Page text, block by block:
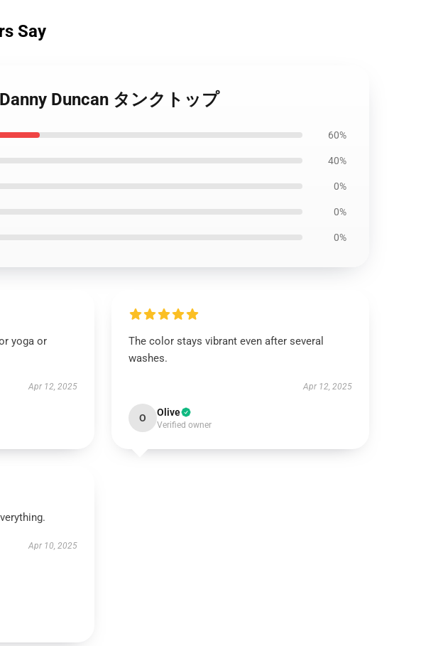
Say
Duncan タンクトップ
60%
40%
0%
0%
0%
yoga or
Apr 12, 2025
The color stays vibrant even after several
washes.
Apr 12, 2025
O Olive
Verified owner
Apr 10, 2025